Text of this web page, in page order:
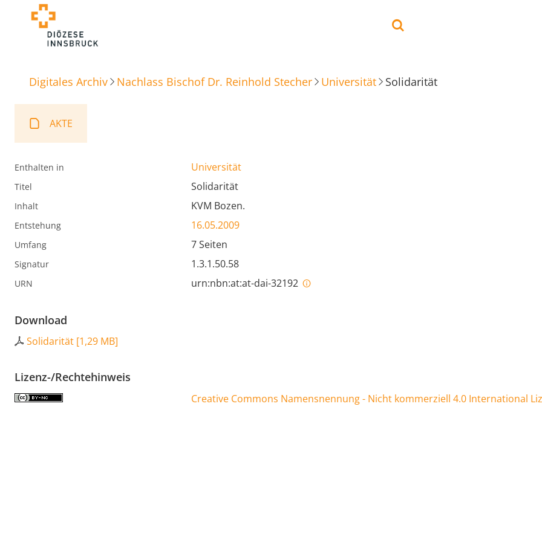
Digitales Archiv Nachlass Bischof Dr. Reinhold Stecher Universität Solidarität
AKTE
Enthalten in Universität
Titel Solidarität
Inhalt KVM Bozen.
Entstehung 16.05.2009
Umfang 7 Seiten
Signatur 1.3.1.50.58
URN urn:nbn:at:at-dai-32192
Download
Solidarität [1,29 MB]
Lizenz-/Rechtehinweis
Creative Commons Namensnennung - Nicht kommerziell 4.0 International